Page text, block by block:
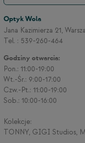
Optyk Wola
Jana Kazimierza 21,
Tel. : 539-260-464
Godziny otwarcia:
Pon.: 11:00-19:00
Wt.-Śr.: 9:00-17:00
Czw.-Pt.: 11:00-19:00
Sob.: 10:00-16:00
Kolekcje:
TONNY, GIGI Studios,